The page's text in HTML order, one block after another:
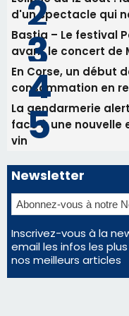
Satine Nomary est
Éclipse du 12 août :
d'un spectacle qui
Bastia – Le festival
avant le concert de
En Corse, un début
consommation en
La gendarmerie
vin
Newsletter
Inscrivez-vous à la
email les infos les